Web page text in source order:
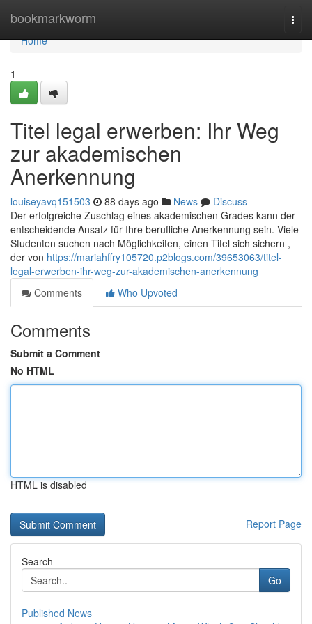
bookmarkworm
Home
Home
1
Titel legal erwerben: Ihr Weg
zur akademischen
Anerkennung
louiseyavq151503 88 days ago News
Discuss
Der erfolgreiche Zuschlag eines akademischen Grades kann der
entscheidende Ansatz für Ihre berufliche Anerkennung sein. Viele
Studenten suchen nach Möglichkeiten, einen Titel sich sichern ,
der von https://mariahffry105720.p2blogs.com/39653063/titel-
legal-erwerben-ihr-weg-zur-akademischen-anerkennung
Comments
Who Upvoted
Comments
Submit a Comment
No HTML
HTML is disabled
Report Page
Search
Go
Published News